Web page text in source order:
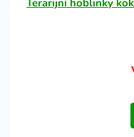
Terarijní hoblinky